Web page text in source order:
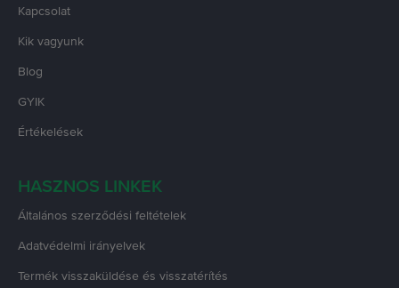
Kapcsolat
Kik vagyunk
Blog
GYIK
Értékelések
HASZNOS LINKEK
Általános szerződési feltételek
Adatvédelmi irányelvek
Termék visszaküldése és visszatérítés